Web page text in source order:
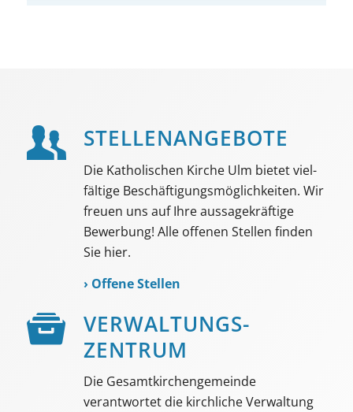
STELLEN­ANGEBOTE
Die Katholischen Kirche Ulm bietet viel­
fältige Beschäf­tigungs­möglich­keiten. Wir
freuen uns auf Ihre aussage­kräftige
Bewerbung! Alle offenen Stellen finden
Sie hier.
› Offene Stellen
VER­WALTUNGS­­
ZENTRUM
Die Gesamtkirchengemeinde
verantwortet die kirchliche Verwaltung